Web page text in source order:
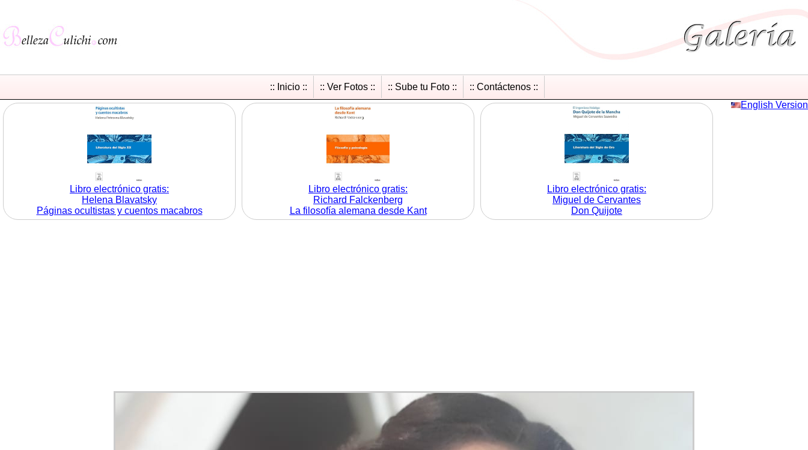
:: Inicio :: :: Ver Fotos :: :: Sube tu Foto ::
:: Contáctenos ::
English Version
Libro electrónico gratis:
Helena Blavatsky
Páginas ocultistas y cuentos macabros
Libro electrónico gratis:
Richard Falckenberg
La filosofía alemana desde Kant
Libro electrónico gratis:
Miguel de Cervantes
Don Quijote